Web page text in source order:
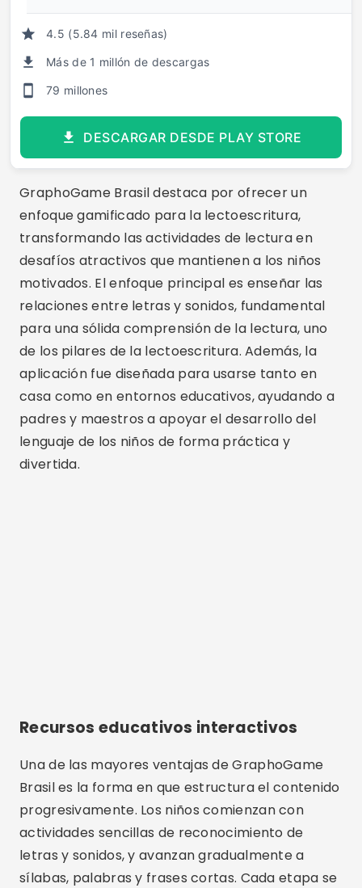
4.5 (5.84 mil reseñas)
Más de 1 millón de descargas
79 millones
DESCARGAR DESDE PLAY STORE
GraphoGame Brasil destaca por ofrecer un
enfoque gamificado para la lectoescritura,
transformando las actividades de lectura en
desafíos atractivos que mantienen a los niños
motivados. El enfoque principal es enseñar las
relaciones entre letras y sonidos, fundamental
para una sólida comprensión de la lectura, uno
de los pilares de la lectoescritura. Además, la
aplicación fue diseñada para usarse tanto en
casa como en entornos educativos, ayudando a
padres y maestros a apoyar el desarrollo del
lenguaje de los niños de forma práctica y
divertida.
Recursos educativos interactivos
Una de las mayores ventajas de GraphoGame
Brasil es la forma en que estructura el contenido
progresivamente. Los niños comienzan con
actividades sencillas de reconocimiento de
letras y sonidos, y avanzan gradualmente a
sílabas, palabras y frases cortas. Cada etapa se